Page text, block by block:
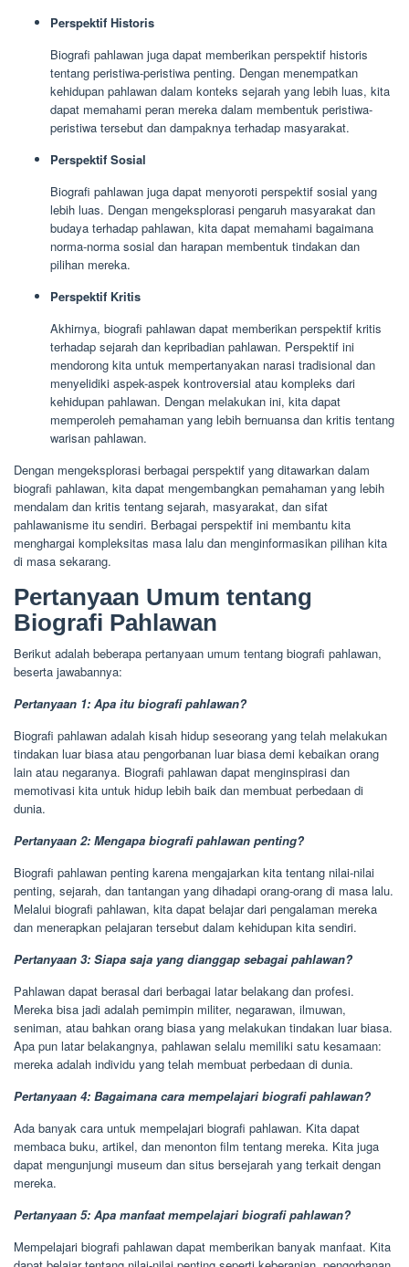
Perspektif Historis
Biografi pahlawan juga dapat memberikan perspektif historis
tentang peristiwa-peristiwa penting. Dengan menempatkan
kehidupan pahlawan dalam konteks sejarah yang lebih luas, kita
dapat memahami peran mereka dalam membentuk peristiwa-
peristiwa tersebut dan dampaknya terhadap masyarakat.
Perspektif Sosial
Biografi pahlawan juga dapat menyoroti perspektif sosial yang
lebih luas. Dengan mengeksplorasi pengaruh masyarakat dan
budaya terhadap pahlawan, kita dapat memahami bagaimana
norma-norma sosial dan harapan membentuk tindakan dan
pilihan mereka.
Perspektif Kritis
Akhirnya, biografi pahlawan dapat memberikan perspektif kritis
terhadap sejarah dan kepribadian pahlawan. Perspektif ini
mendorong kita untuk mempertanyakan narasi tradisional dan
menyelidiki aspek-aspek kontroversial atau kompleks dari
kehidupan pahlawan. Dengan melakukan ini, kita dapat
memperoleh pemahaman yang lebih bernuansa dan kritis tentang
warisan pahlawan.
Dengan mengeksplorasi berbagai perspektif yang ditawarkan dalam
biografi pahlawan, kita dapat mengembangkan pemahaman yang lebih
mendalam dan kritis tentang sejarah, masyarakat, dan sifat
pahlawanisme itu sendiri. Berbagai perspektif ini membantu kita
menghargai kompleksitas masa lalu dan menginformasikan pilihan kita
di masa sekarang.
Pertanyaan Umum tentang
Biografi Pahlawan
Berikut adalah beberapa pertanyaan umum tentang biografi pahlawan,
beserta jawabannya:
Pertanyaan 1: Apa itu biografi pahlawan?
Biografi pahlawan adalah kisah hidup seseorang yang telah melakukan
tindakan luar biasa atau pengorbanan luar biasa demi kebaikan orang
lain atau negaranya. Biografi pahlawan dapat menginspirasi dan
memotivasi kita untuk hidup lebih baik dan membuat perbedaan di
dunia.
Pertanyaan 2: Mengapa biografi pahlawan penting?
Biografi pahlawan penting karena mengajarkan kita tentang nilai-nilai
penting, sejarah, dan tantangan yang dihadapi orang-orang di masa lalu.
Melalui biografi pahlawan, kita dapat belajar dari pengalaman mereka
dan menerapkan pelajaran tersebut dalam kehidupan kita sendiri.
Pertanyaan 3: Siapa saja yang dianggap sebagai pahlawan?
Pahlawan dapat berasal dari berbagai latar belakang dan profesi.
Mereka bisa jadi adalah pemimpin militer, negarawan, ilmuwan,
seniman, atau bahkan orang biasa yang melakukan tindakan luar biasa.
Apa pun latar belakangnya, pahlawan selalu memiliki satu kesamaan:
mereka adalah individu yang telah membuat perbedaan di dunia.
Pertanyaan 4: Bagaimana cara mempelajari biografi pahlawan?
Ada banyak cara untuk mempelajari biografi pahlawan. Kita dapat
membaca buku, artikel, dan menonton film tentang mereka. Kita juga
dapat mengunjungi museum dan situs bersejarah yang terkait dengan
mereka.
Pertanyaan 5: Apa manfaat mempelajari biografi pahlawan?
Mempelajari biografi pahlawan dapat memberikan banyak manfaat. Kita